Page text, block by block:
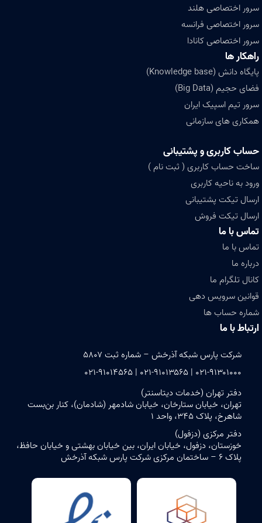
سرور اختصاصی هلند
سرور اختصاصی فرانسه
سرور اختصاصی کانادا
راهکار ها
پایگاه دانش (Knowledge base)
فضای حجیم (Big Data)
سرور تیم اسپیک ایران
همکاری های سازمانی
حساب کاربری و پشتیبانی
ساخت حساب کاربری ( ثبت نام )
ورود به ناحیه کاربری
ارسال تیکت پشتیبانی
ارسال تیکت فروش
تماس با ما
تماس با ما
درباره ما
کانال تلگرام ما
قوانین سرویس دهی
شماره حساب ها
ارتباط با ما
شرکت پارس شبکه آذرخش – شماره ثبت ۵۸۰۷
۰۲۱-۹۱۳۰۱۰۰۰ | ۰۲۱-۹۱۰۱۳۵۶۵ | ۰۲۱-۹۱۰۱۴۵۶۵
دفتر تهران (خدمات دیتاسنتر)
تهران، خیابان ستارخان، خیابان شادمهر (شادمان)، کنار بن‌بست
شاهرخ، پلاک ۳۴۵، واحد ۱
دفتر مرکزی (دزفول)
خوزستان، دزفول، خیابان ایران، بین خیابان بهشتی و خیابان حافظ،
پلاک ۶ – ساختمان مرکزی شرکت پارس شبکه آذرخش